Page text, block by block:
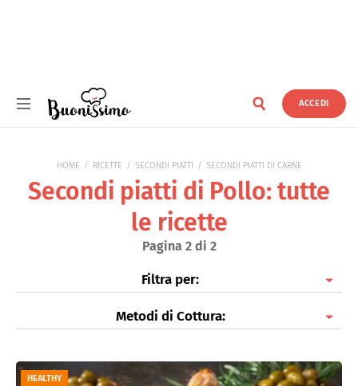
ACCEDI
HOME RICETTE SECONDI PIATTI SECONDI PIATTI DI CARNE
Secondi piatti di Pollo: tutte
le ricette
Pagina 2 di 2
Filtra per:
Secondi piatti di Pollo
Secondi piatti di Manzo
Metodi di Cottura:
Fritti
HEALTHY